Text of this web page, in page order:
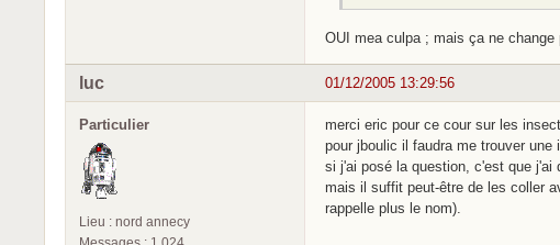
OUI mea culpa ; mais ça ne
01/12/2005 13:29:56
luc
Particulier
Lieu : nord annecy
merci eric pour ce cour sur les
pour jboulic il faudra me trouver
si j'ai posé la question, c'est que j'ai
mais il suffit peut-être de les coller
rappelle plus le nom).